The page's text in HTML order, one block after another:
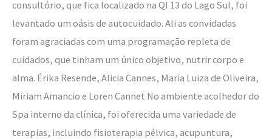
consultório, que fica localizado na QI 13 do Lago Sul, foi
levantado um oásis de autocuidado. Ali as convidadas
foram agraciadas com uma programação repleta de
cuidados, que tinham um único objetivo, nutrir corpo e
alma. Érika Resende, Alicia Cannes, Maria Luiza de Oliveira,
Miriam Amancio e Loren Cannet No ambiente acolhedor do
Spa interno da clínica, foi oferecida uma variedade de
terapias, incluindo fisioterapia pélvica, acupuntura,